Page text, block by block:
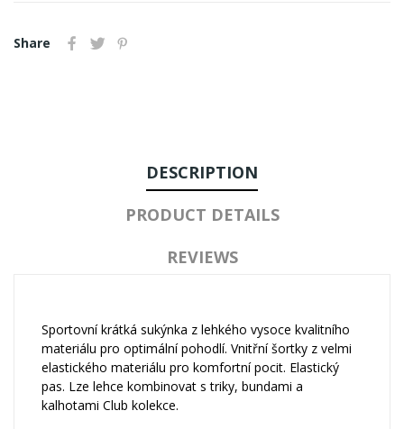
Share
DESCRIPTION
PRODUCT DETAILS
REVIEWS
Sportovní krátká sukýnka z lehkého vysoce kvalitního
materiálu pro optimální pohodlí. Vnitřní šortky z velmi
elastického materiálu pro komfortní pocit. Elastický
pas. Lze lehce kombinovat s triky, bundami a
kalhotami Club kolekce.